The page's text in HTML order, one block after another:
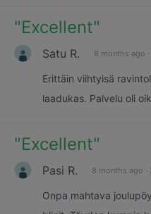
"Excellent"
Satu R. 8 months ago ·
Erittäin viihtyisä
laadukas. Palvelu oli
"Excellent"
Pasi R. 8 months ago ·
Onpa mahtava